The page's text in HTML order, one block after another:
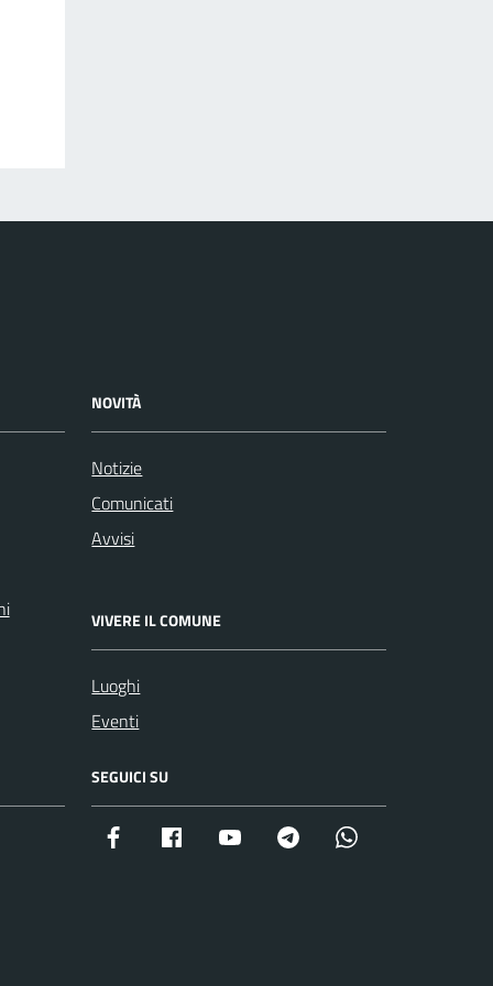
NOVITÀ
Notizie
Comunicati
Avvisi
VIVERE IL COMUNE
Luoghi
Eventi
SEGUICI SU
Facebook istituzionale
Facebook museo civico
YouTube Telegram